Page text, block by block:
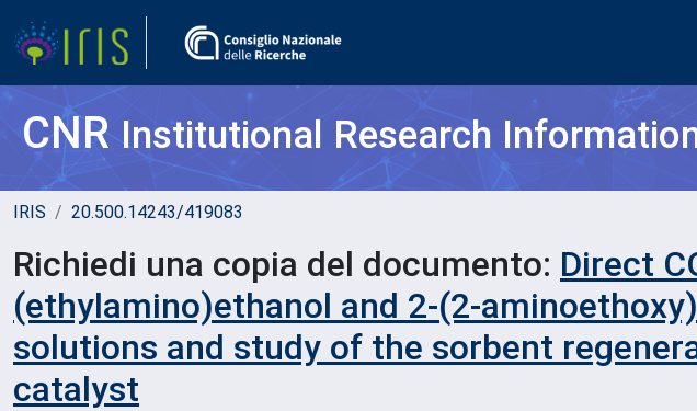
CNRInstitutional Research
IRIS 20.500.14243/419083
Richiedi una copia del documento: Direct
(ethylamino)ethanol and 2-(2-
solutions and study of the sorbent
catalyst